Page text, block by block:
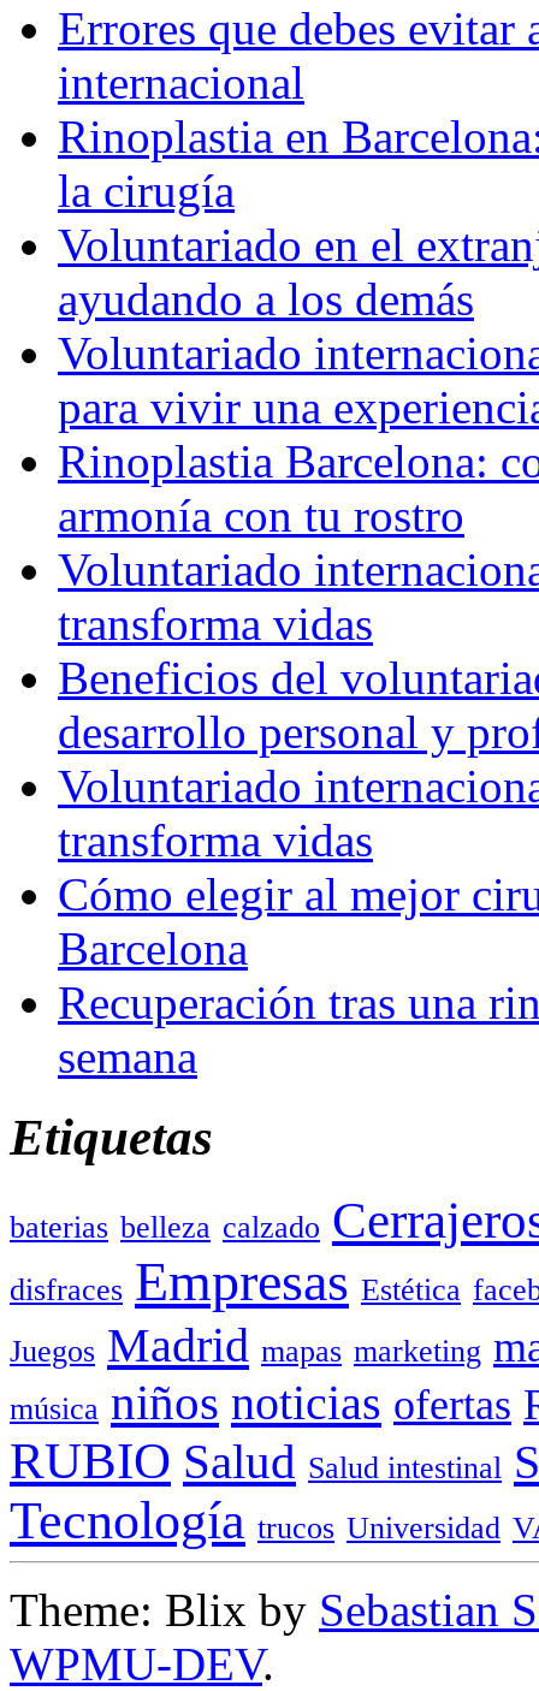
Errores que debes
internacional
Rinoplastia en
la cirugía
Voluntariado en el
ayudando a los demás
Voluntariado
para vivir una
Rinoplastia Barcelona:
armonía con tu rostro
Voluntariado
transforma vidas
Beneficios del
desarrollo personal y
Voluntariado
transforma vidas
Cómo elegir al mejor
Barcelona
Recuperación tras una
semana
Etiquetas
baterias belleza calzado
disfraces Empresas Estética
Juegos Madrid mapas marketing
música niños noticias ofertas
RUBIO Salud Salud intestinal
Tecnología trucos Universidad
Theme: Blix by Sebastian
WPMU-DEV.